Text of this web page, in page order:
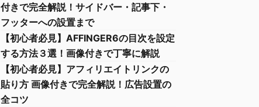
付きで完全解説！サイドバー・記事下・
フッターへの設置まで
【初心者必見】AFFINGER6の目次を設定
する方法３選！画像付きで丁寧に解説
【初心者必見】アフィリエイトリンクの
貼り方 画像付きで完全解説！広告設置の
全コツ